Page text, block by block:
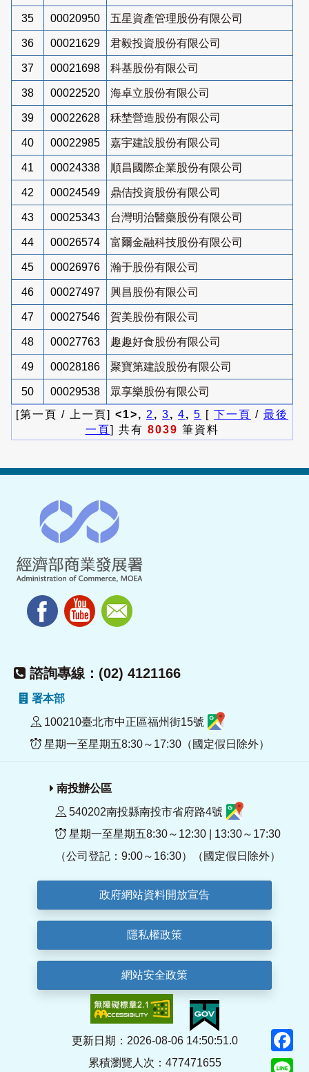
35 00020950 五星資產管理股份有限公司
36 00021629 君毅投資股份有限公司
37 00021698 科基股份有限公司
38 00022520 海卓立股份有限公司
39 00022628 秝埜營造股份有限公司
40 00022985 嘉宇建設股份有限公司
41 00024338 順昌國際企業股份有限公司
42 00024549 鼎佶投資股份有限公司
43 00025343 台灣明治醫藥股份有限公司
44 00026574 富爾金融科技股份有限公司
45 00026976 瀚于股份有限公司
46 00027497 興昌股份有限公司
47 00027546 賀美股份有限公司
48 00027763 趣趣好食股份有限公司
49 00028186 聚寶第建設股份有限公司
50 00029538
眾享樂股份有限公司
[第一頁 / 上一頁] <1>, 2 , 3, 4, 5 [ 下一頁 / 最後
一頁] 共有 8039 筆資料
諮詢專線：(02) 4121166
署本部
100210臺北市中正區福州街15號
星期一至星期五8:30～17:30（國定假日除外）
南投辦公區
540202南投縣南投市省府路4號
星期一至星期五8:30～12:30 | 13:30～17:30
（公司登記：9:00～16:30）（國定假日除外）
政府網站資料開放宣告
隱私權政策
網站安全政策
更新日期：2026-08-06 14:50:51.0
累積瀏覽人次：477471655